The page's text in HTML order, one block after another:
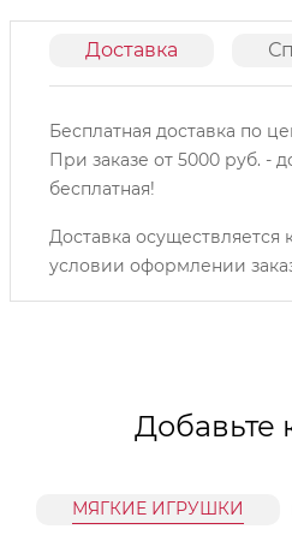
Доставка
Бесплатная доставка по
При заказе от 5000 руб. -
бесплатная!
Доставка осуществляется
условии оформлении
Добавьте
МЯГКИЕ ИГРУШКИ